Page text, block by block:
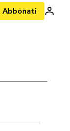
Abbonati